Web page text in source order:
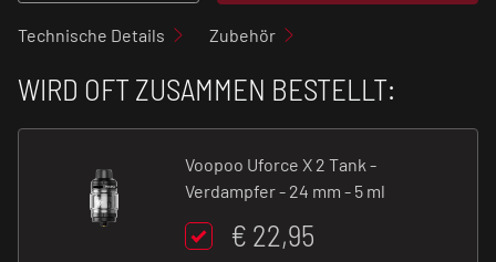
Technische Details Zubehör
WIRD OFT ZUSAMMEN BESTELLT:
Voopoo Uforce X 2 Tank -
Verdampfer - 24 mm - 5 ml
€ 22,95